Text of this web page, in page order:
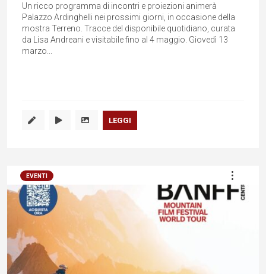
Un ricco programma di incontri e proiezioni animerà
Palazzo Ardinghelli nei prossimi giorni, in occasione della
mostra Terreno. Tracce del disponibile quotidiano, curata
da Lisa Andreani e visitabile fino al 4 maggio. Giovedì 13
marzo...
LEGGI
EVENTI